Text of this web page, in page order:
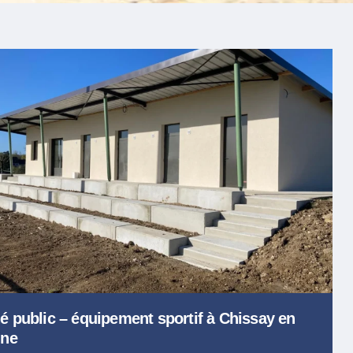
public – équipement sportif à Chissay en